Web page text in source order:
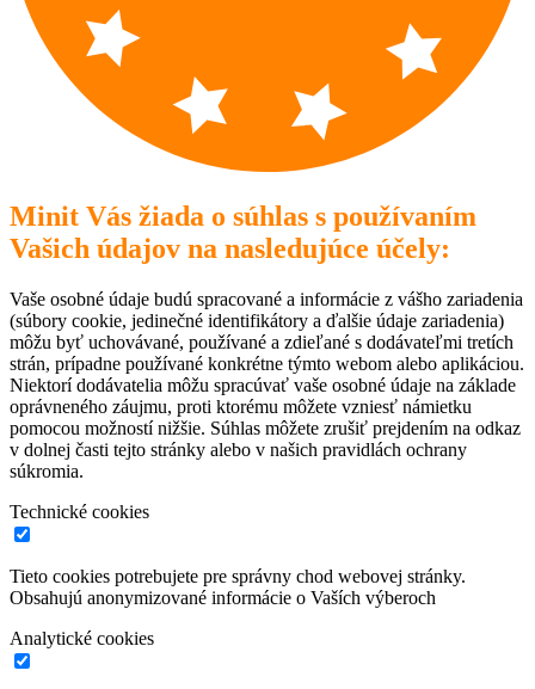
Minit Vás žiada o súhlas s používaním
Vašich údajov na nasledujúce účely:
Vaše osobné údaje budú spracované a informácie z vášho zariadenia
(súbory cookie, jedinečné identifikátory a ďalšie údaje zariadenia)
môžu byť uchovávané, používané a zdieľané s dodávateľmi tretích
strán, prípadne používané konkrétne týmto webom alebo aplikáciou.
Niektorí dodávatelia môžu spracúvať vaše osobné údaje na základe
oprávneného záujmu, proti ktorému môžete vzniesť námietku
pomocou možností nižšie. Súhlas môžete zrušiť prejdením na odkaz
v dolnej časti tejto stránky alebo v našich pravidlách ochrany
súkromia.
Technické cookies
Tieto cookies potrebujete pre správny chod webovej stránky.
Obsahujú anonymizované informácie o Vaších výberoch
Analytické cookies